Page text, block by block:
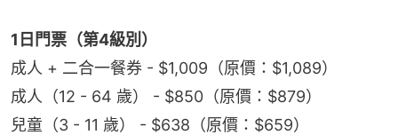
1日門票（第4級別）
成人 + 二合一餐券 - $1,009（原價：$1,089）
成人（12 - 64 歲） - $850（原價：$879）
兒童（3 - 11 歲） - $638（原價：$659）